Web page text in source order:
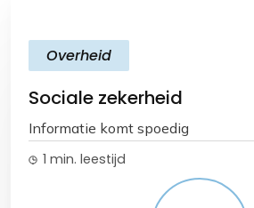
Overheid
Sociale zekerheid
Informatie komt spoedig
1 min. leestijd